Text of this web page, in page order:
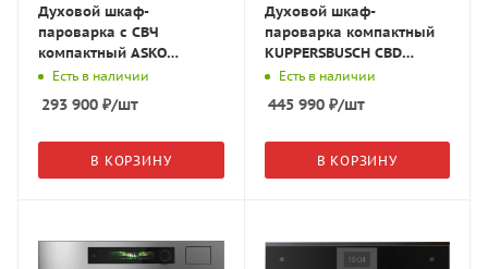
Духовой шкаф-
пароварка с СВЧ
компактный ASKO
OCSM64SSH Series 6, 5-
в-1, нержавеющая сталь,
744704
Есть в наличии
293 900 ₽/шт
В КОРЗИНУ
Духовой шкаф-
пароварка компактный
KUPPERSBUSCH CBD
6550.0 W3 белое
стекло/Silver Chrome
Есть в наличии
445 990₽/шт
В КОРЗИНУ